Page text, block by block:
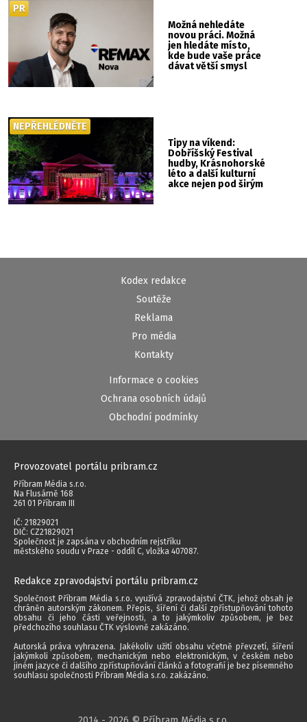
Možná nehledáte
novou práci. Možná
jen hledáte místo,
kde bude vaše práce
dávat větší smysl
PR
Tipy na víkend:
Dobříšský Festival
hudby, Krásnohorské
léto a další kulturní
akce nejen pod širým
NEPŘEHLÉDNĚTE
Kodex redakce
Soutěže
Reklama
Pro média
Kontakty
Informace o cookies
Ochrana osobních údajů
Obchodní podmínky
Provozovatel portálu pribram.cz
Příbram Média s.r.o.
Na Flusárně 168
261 01 Příbram III
IČ: 21829021
DIČ: CZ21829021
Společnost je zapsána v obchodním rejstříku
městského soudu v Praze - oddíl C, vložka 407087.
Redakce zpravodajství portálu pribram.cz
Společnost Příbram Média s.r.o. využívá zpravodajství ČTK, jehož obsah je
chráněn autorským zákonem. Přepis, šíření či další zpřístupňování tohoto
obsahu či jeho části veřejnosti, a to jakýmkoliv způsobem, je bez
předchozího souhlasu ČTK výslovně zakázáno.
Autorská práva vyhrazena. Jakékoliv užití obsahu včetně převzetí, šíření
jakýmkoli způsobem, mechanickým nebo elektronickým, v českém nebo
jiném jazyce či dalšího zpřístupňování článků a fotografií je bez písemného
souhlasu společnosti Příbram Média s.r.o. zakázáno.